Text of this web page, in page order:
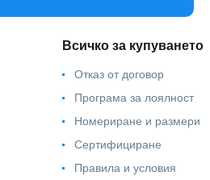
Всичко за купуването
Отказ от договор
Програма за лоялност
Номериране и размери
Сертифициране
Правила и условия